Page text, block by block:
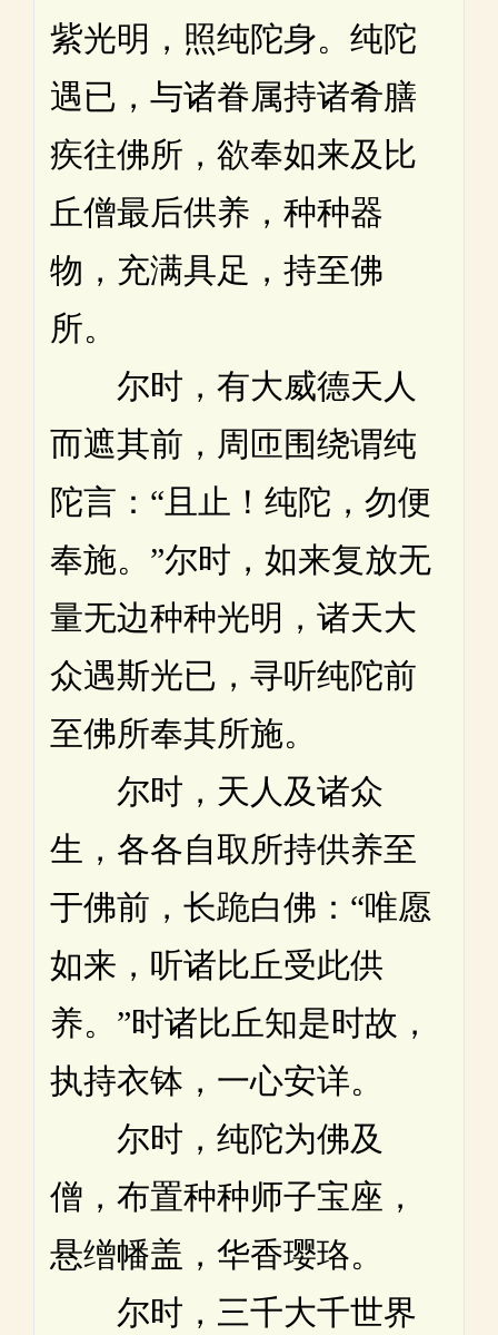
紫光明，照纯陀身。纯陀
遇已，与诸眷属持诸肴膳
疾往佛所，欲奉如来及比
丘僧最后供养，种种器
物，充满具足，持至佛
所。
尔时，有大威德天人
而遮其前，周匝围绕谓纯
陀言：“且止！纯陀，勿便
奉施。”尔时，如来复放无
量无边种种光明，诸天大
众遇斯光已，寻听纯陀前
至佛所奉其所施。
尔时，天人及诸众
生，各各自取所持供养至
于佛前，长跪白佛：“唯愿
如来，听诸比丘受此供
养。”时诸比丘知是时故，
执持衣钵，一心安详。
尔时，纯陀为佛及
僧，布置种种师子宝座，
悬缯幡盖，华香璎珞。
尔时，三千大千世界